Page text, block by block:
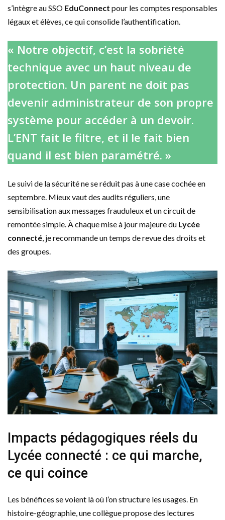
s’intègre au SSO EduConnect pour les comptes responsables
légaux et élèves, ce qui consolide l’authentification.
« Notre objectif, c’est la sobriété
technique avec un haut niveau de
protection. Un parent ne doit pas
devenir administrateur de son propre
système pour accéder à un devoir.
L’ENT fait le filtre, et il le fait bien
quand il est bien paramétré. »
Le suivi de la sécurité ne se réduit pas à une case cochée en
septembre. Mieux vaut des audits réguliers, une
sensibilisation aux messages frauduleux et un circuit de
remontée simple. À chaque mise à jour majeure du Lycée
connecté, je recommande un temps de revue des droits et
des groupes.
Impacts pédagogiques réels du
Lycée connecté : ce qui marche,
ce qui coince
Les bénéfices se voient là où l’on structure les usages. En
histoire-géographie, une collègue propose des lectures